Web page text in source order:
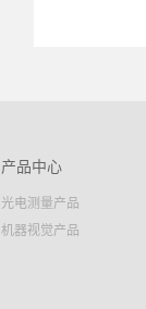
视场测
量应用
的效率
垂直度
产品中心
光电测量产品
机器视觉产品